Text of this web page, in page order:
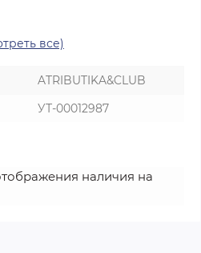
все)
ATRIBUTIKA&CLUB
УТ-00012987
наличия на